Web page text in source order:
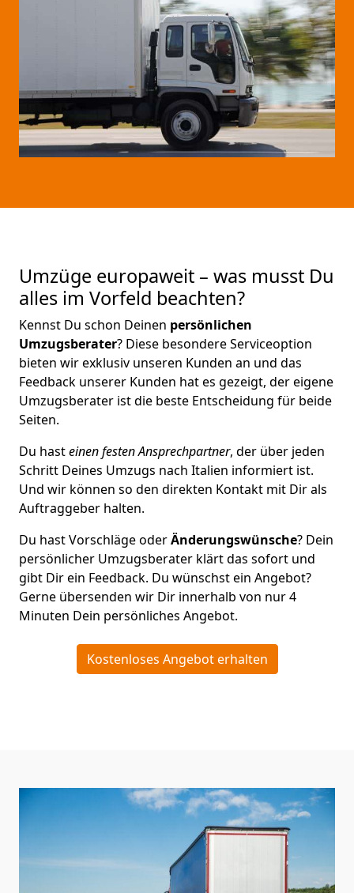
Umzüge europaweit – was musst Du
alles im Vorfeld beachten?
Kennst Du schon Deinen persönlichen
Umzugsberater? Diese besondere Serviceoption
bieten wir exklusiv unseren Kunden an und das
Feedback unserer Kunden hat es gezeigt, der eigene
Umzugsberater ist die beste Entscheidung für beide
Seiten.
Du hasteinen festen Ansprechpartner, der über jeden
Schritt Deines Umzugs nach Italien informiert ist.
Und wir können so den direkten Kontakt mit Dir als
Auftraggeber halten.
Du hast Vorschläge oderÄnderungswünsche? Dein
persönlicher Umzugsberater klärt das sofort und
gibt Dir ein Feedback. Du wünschst ein Angebot?
Gerne übersenden wir Dir innerhalb von nur4
Minuten Dein persönliches Angebot.
Kostenloses Angebot erhalten